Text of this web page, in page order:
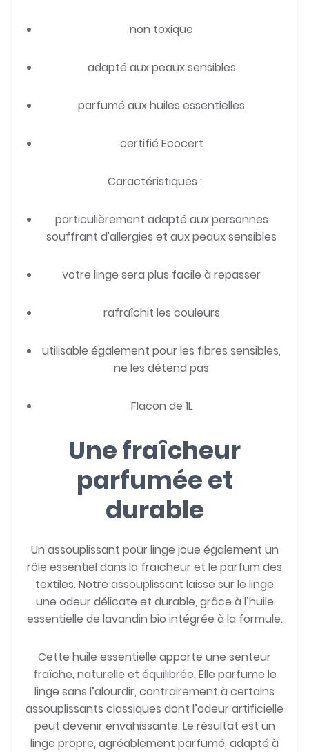
non toxique
adapté aux peaux sensibles
parfumé aux huiles essentielles
certifié Ecocert
Caractéristiques :
particulièrement adapté aux personnes
souffrant d'allergies et aux peaux sensibles
votre linge sera plus facile à repasser
rafraîchit les couleurs
utilisable également pour les fibres sensibles,
ne les détend pas
Flacon de 1L
Une fraîcheur
parfumée et
durable
Un assouplissant pour linge joue également un
rôle essentiel dans la fraîcheur et le parfum des
textiles. Notre assouplissant laisse sur le linge
une odeur délicate et durable, grâce à l’huile
essentielle de lavandin bio intégrée à la formule.
Cette huile essentielle apporte une senteur
fraîche, naturelle et équilibrée. Elle parfume le
linge sans l’alourdir, contrairement à certains
assouplissants classiques dont l’odeur artificielle
peut devenir envahissante. Le résultat est un
linge propre, agréablement parfumé, adapté à